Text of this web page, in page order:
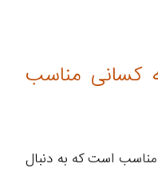
کسانی مناسب
مناسب است که به دنبال